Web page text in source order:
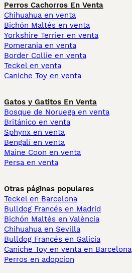
Perros Cachorros En Venta
Chihuahua en venta
Bichón Maltés en venta
Yorkshire Terrier en venta
Pomerania en venta
Border Collie en venta
Teckel en venta
Caniche Toy en venta
Gatos y Gatitos En Venta
Bosque de Noruega en venta
Británico en venta
Sphynx en venta
Bengalí en venta
Maine Coon en venta
Persa en venta
Otras páginas populares
Teckel en Barcelona
Bulldog Francés en Madrid
Bichón Maltés en València
Chihuahua en Sevilla
Bulldog Francés en Galicia
Caniche Toy en venta en Barcelona
Perros en adopcion